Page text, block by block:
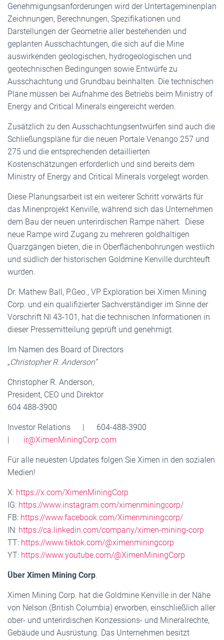
Genehmigungsanforderungen wird der Untertageminenplan
Zeichnungen, Berechnungen, Spezifikationen und
Darstellungen der Geometrie aller bestehenden und
geplanten Ausschachtungen, die sich auf die Mine
auswirkenden geologischen, hydrogeologischen und
geotechnischen Bedingungen sowie Entwürfe zu
Ausschachtung und Grundbau beinhalten. Die technischen
Pläne müssen bei Aufnahme des Betriebs beim Ministry of
Energy and Critical Minerals eingereicht werden.
Zusätzlich zu den Ausschachtungsentwürfen sind auch die
Schließungspläne für die neuen Portale Venango 257 und
275 und die entsprechenden detaillierten
Kostenschätzungen erforderlich und sind bereits dem
Ministry of Energy and Critical Minerals vorgelegt worden.
Diese Planungsarbeit ist ein weiterer Schritt vorwärts für
das Minenprojekt Kenville, während sich das Unternehmen
dem Bau der neuen unterirdischen Rampe nähert. Diese
neue Rampe wird Zugang zu mehreren goldhaltigen
Quarzgängen bieten, die in Oberflächenbohrungen westlich
und südlich der historischen Goldmine Kenville durchteuft
wurden.
Dr. Mathew Ball, P.Geo., VP Exploration bei Ximen Mining
Corp. und ein qualifizierter Sachverständiger im Sinne der
Vorschrift NI 43-101, hat die technischen Informationen in
dieser Pressemitteilung geprüft und genehmigt.
Im Namen des Board of Directors
„Christopher R. Anderson“
Christopher R. Anderson,
President, CEO und Direktor
604 488-3900
Investor Relations | 604-488-3900
| ir@XimenMiningCorp.com
Für alle neuesten Updates folgen Sie Ximen in den sozialen
Medien!
X: https://x.com/XimenMiningCorp
IG: https://www.instagram.com/ximenminingcorp/
FB: https://www.facebook.com/Ximenminingcorp/
IN: https://ca.linkedin.com/company/ximen-mining-corp
TT: https://www.tiktok.com/@ximenminingcorp
YT: https://www.youtube.com/@XimenMiningCorp
Über Ximen Mining Corp.
Ximen Mining Corp. hat die Goldmine Kenville in der Nähe
von Nelson (British Columbia) erworben, einschließlich aller
ober- und unterirdischen Konzessions- und Mineralrechte,
Gebäude und Ausrüstung. Das Unternehmen besitzt